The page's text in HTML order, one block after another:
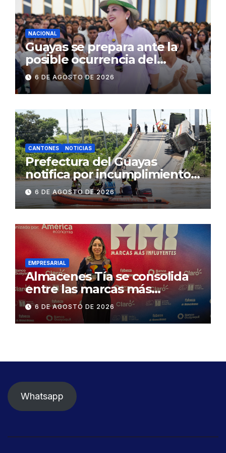
concurrencia
NACIONAL
Guayas se prepara ante la
posible ocurrencia del
fenómeno de El Niño:
Gobierno Nacional capacita a
2.500 jóvenes
6 DE AGOSTO DE 2026
CANTONES NOTICIAS
Prefectura del Guayas
notifica por incumplimiento
contractual a la
Concesionaria CONORTE y
exige celeridad en
desmontaje del puente
Gonzalo Icaza Cornejo, en
Daule
6 DE AGOSTO DE 2026
EMPRESARIAL
Almacenes Tía se consolida
entre las marcas más
influyentes del Ecuador
6 DE AGOSTO DE 2026
Whatsapp